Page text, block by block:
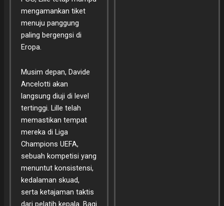
mengamankan tiket
menuju panggung
paling bergengsi di
Eropa.
Musim depan, Davide
Ancelotti akan
langsung diuji di level
tertinggi. Lille telah
memastikan tempat
mereka di Liga
Champions UEFA,
sebuah kompetisi yang
menuntut konsistensi,
kedalaman skuad,
serta ketajaman taktis
dari pelatih kepala. Bagi